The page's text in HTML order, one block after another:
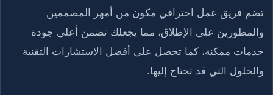
تضم فريق عمل احترافي مكون من أمهر المصممين
والمطورين على الإطلاق، مما يجعلك تضمن أعلى جودة
خدمات ممكنة، كما تحصل على أفضل الاستشارات التقنية
والحلول التي قد تحتاج إليها.